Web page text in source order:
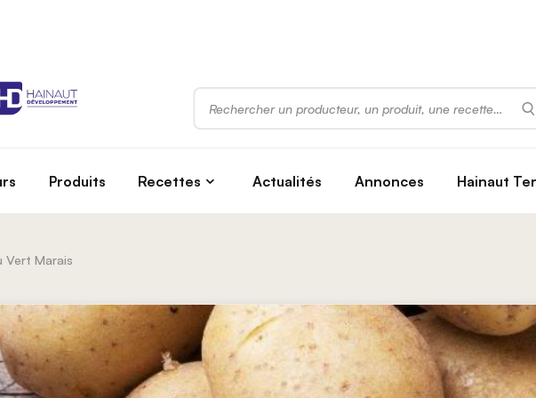
Rechercher
Produits Recettes Actualités Annonces Hainaut
Vert Marais